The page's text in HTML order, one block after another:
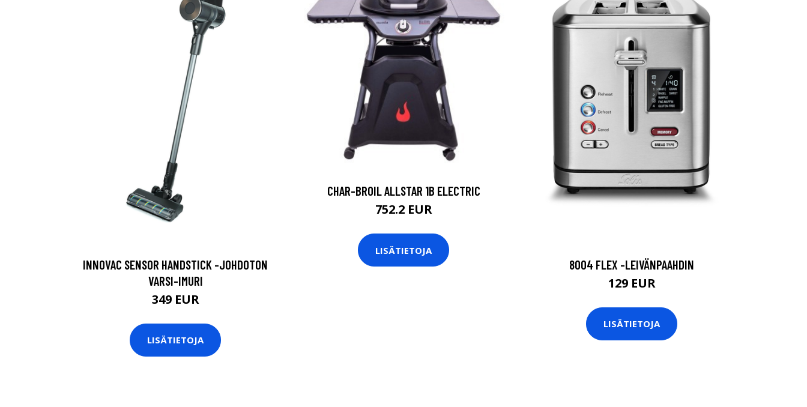
INNOVAC SENSOR HANDSTICK -JOHDOTON
VARSI-IMURI
349 EUR
LISÄTIETOJA
CHAR-BROIL ALLSTAR 1B ELECTRIC
752.2 EUR
LISÄTIETOJA
8004 FLEX -LEIVÄNPAAHDIN
129 EUR
LISÄTIETOJA